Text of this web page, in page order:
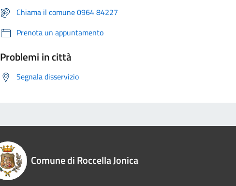
Chiama il comune 0964 84227
Prenota un appuntamento
Problemi in città
Segnala disservizio
Comune di Roccella Jonica